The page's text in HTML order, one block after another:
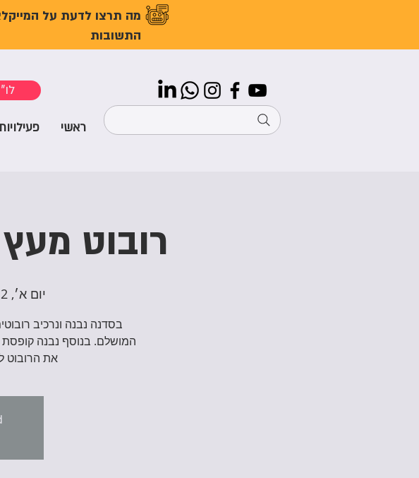
מה תרצו לדעת על
התשובות
ראשי
רובוט
יום א׳, 12 בדצמ׳
בסדנה נבנה ונרכיב
המושלם. בנוסף נבנה קופסת
את הרובוט